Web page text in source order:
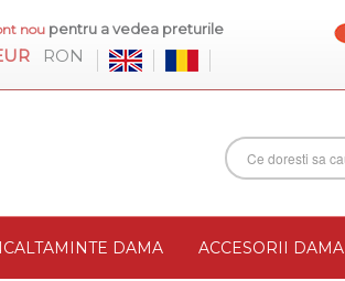
nou pentru a vedea preturile
RON
DAMA ACCESORII DAMA